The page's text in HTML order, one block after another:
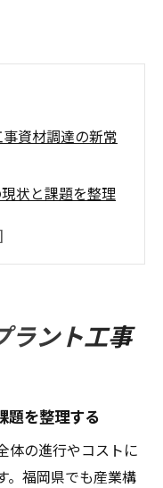
資材調達の新常
状と課題を整理
達に与える影響
調達効率化策
要な信頼構築の
の未来像
最新トレンドを
ラント工事
題を整理する
体の進行やコストに
。福岡県でも産業構